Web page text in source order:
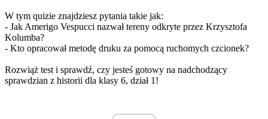
W tym quizie znajdziesz pytania takie jak:
- Jak Amerigo Vespucci nazwał tereny odkryte przez Krzysztofa
Kolumba?
- Kto opracował metodę druku za pomocą ruchomych czcionek?
Rozwiąż test i sprawdź, czy jesteś gotowy na nadchodzący
sprawdzian z historii dla klasy 6, dział 1!